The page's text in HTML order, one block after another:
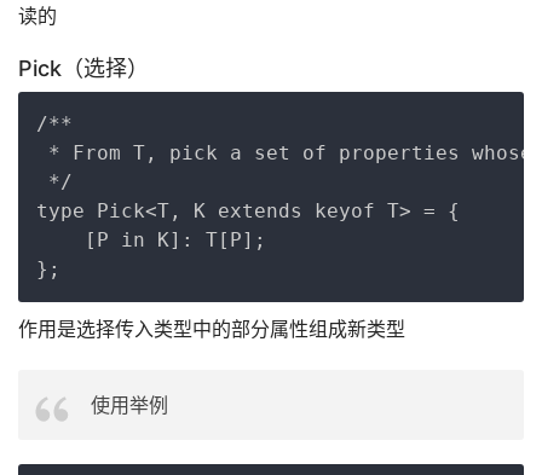
读的
Pick（选择）
/**
* From T, pick a set of properties
*/
type Pick<T, K extends keyof T> = {
    [P in K]: T[P];
作用是选择传入类型中的部分属性组成新类型
使用举例